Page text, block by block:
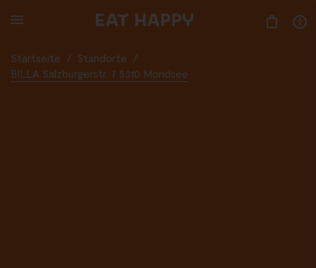
TO
Startseite / Standorte
/
BILLA Salzburgerstr. 7 5310 Mondsee